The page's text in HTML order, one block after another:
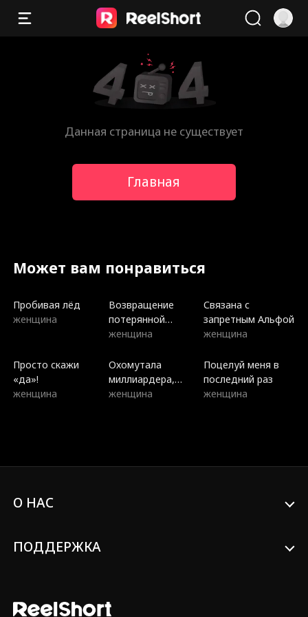
Данная страница не существует
Главная
Может вам понравиться
Пробивая лёд
женщина
Возвращение
потерянной
наследницы
женщина
Связана с
запретным Альфой
женщина
Просто скажи
«да»!
женщина
Охомутала
миллиардера,
теперь он мой
женщина
Поцелуй меня в
последний раз
женщина
О НАС
ПОДДЕРЖКА